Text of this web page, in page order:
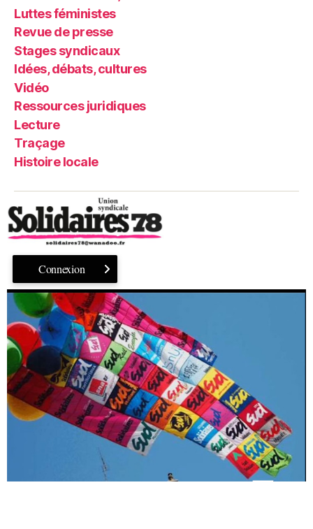
Luttes féministes
Revue de presse
Stages syndicaux
Idées, débats, cultures
Vidéo
Ressources juridiques
Lecture
Traçage
Histoire locale
Connexion